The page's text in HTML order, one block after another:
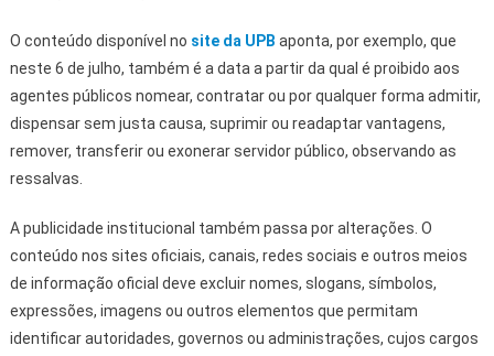
O conteúdo disponível no site da UPB aponta, por exemplo, que
neste 6 de julho, também é a data a partir da qual é proibido aos
agentes públicos nomear, contratar ou por qualquer forma admitir,
dispensar sem justa causa, suprimir ou readaptar vantagens,
remover, transferir ou exonerar servidor público, observando as
ressalvas.
A publicidade institucional também passa por alterações. O
conteúdo nos sites oficiais, canais, redes sociais e outros meios
de informação oficial deve excluir nomes, slogans, símbolos,
expressões, imagens ou outros elementos que permitam
identificar autoridades, governos ou administrações, cujos cargos